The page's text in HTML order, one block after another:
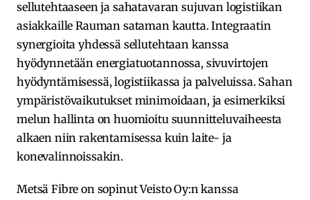
sellutehtaaseen ja sahatavaran sujuvan logistiikan
asiakkaille Rauman sataman kautta. Integraatin
synergioita yhdessä sellutehtaan kanssa
hyödynnetään energiatuotannossa, sivuvirtojen
hyödyntämisessä, logistiikassa ja palveluissa. Sahan
ympäristövaikutukset minimoidaan, ja esimerkiksi
melun hallinta on huomioitu suunnitteluvaiheesta
alkaen niin rakentamisessa kuin laite- ja
konevalinnoissakin.
Metsä Fibre on sopinut Veisto Oy:n kanssa